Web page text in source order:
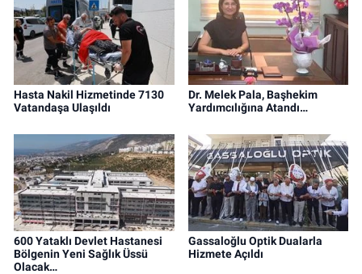
Hasta Nakil Hizmetinde 7130
Vatandaşa Ulaşıldı
Dr. Melek Pala, Başhekim
Yardımcılığına Atandı…
600 Yataklı Devlet Hastanesi
Bölgenin Yeni Sağlık Üssü
Olacak…
Gassaloğlu Optik Dualarla
Hizmete Açıldı